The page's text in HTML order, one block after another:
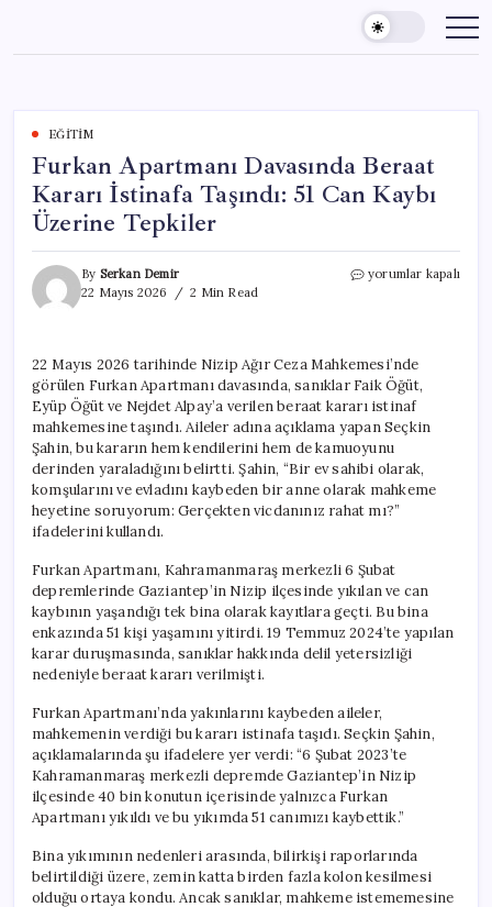
content
EĞITIM
Furkan Apartmanı Davasında Beraat
Kararı İstinafa Taşındı: 51 Can Kaybı
Üzerine Tepkiler
By Serkan Demir
22 Mayıs 2026
2 Min Read
Furkan
İstinafa
Taşındı:
51
Can
Üzerine
Tepkiler
için
yorumlar kapalı
22 Mayıs 2026 tarihinde Nizip Ağır Ceza Mahkemesi’nde
görülen Furkan Apartmanı davasında, sanıklar Faik Öğüt,
Eyüp Öğüt ve Nejdet Alpay’a verilen beraat kararı istinaf
mahkemesine taşındı. Aileler adına açıklama yapan Seçkin
Şahin, bu kararın hem kendilerini hem de kamuoyunu
derinden yaraladığını belirtti. Şahin, “Bir ev sahibi olarak,
komşularını ve evladını kaybeden bir anne olarak mahkeme
heyetine soruyorum: Gerçekten vicdanınız rahat mı?”
ifadelerini kullandı.
Furkan Apartmanı, Kahramanmaraş merkezli 6 Şubat
depremlerinde Gaziantep’in Nizip ilçesinde yıkılan ve can
kaybının yaşandığı tek bina olarak kayıtlara geçti. Bu bina
enkazında 51 kişi yaşamını yitirdi. 19 Temmuz 2024’te yapılan
karar duruşmasında, sanıklar hakkında delil yetersizliği
nedeniyle beraat kararı verilmişti.
Furkan Apartmanı’nda yakınlarını kaybeden aileler,
mahkemenin verdiği bu kararı istinafa taşıdı. Seçkin Şahin,
açıklamalarında şu ifadelere yer verdi: “6 Şubat 2023’te
Kahramanmaraş merkezli depremde Gaziantep’in Nizip
ilçesinde 40 bin konutun içerisinde yalnızca Furkan
Apartmanı yıkıldı ve bu yıkımda 51 canımızı kaybettik.”
Bina yıkımının nedenleri arasında, bilirkişi raporlarında
belirtildiği üzere, zemin katta birden fazla kolon kesilmesi
olduğu ortaya kondu. Ancak sanıklar, mahkeme istememesine